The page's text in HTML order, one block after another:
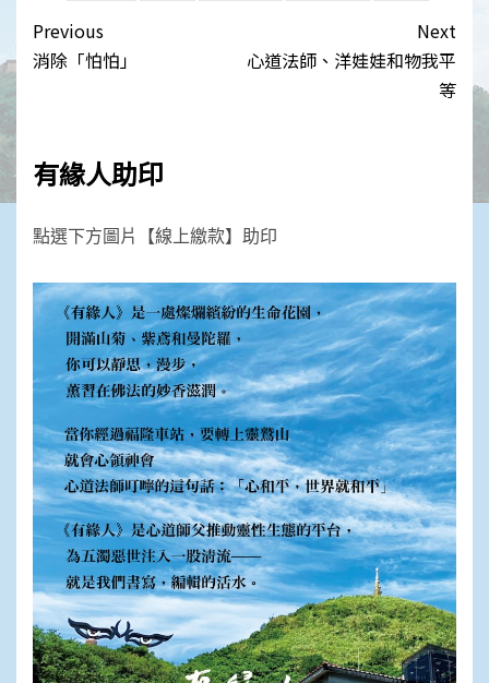
Post
navigation
Previous
消除「怕怕」
Next
心道法師、洋娃娃和物我平
等
有緣人助印
點選下方圖片【線上繳款】助印